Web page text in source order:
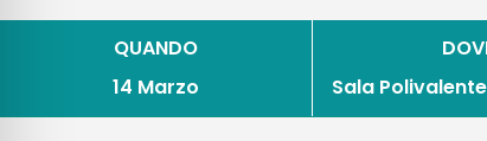
QUANDO
14 Marzo
Sala